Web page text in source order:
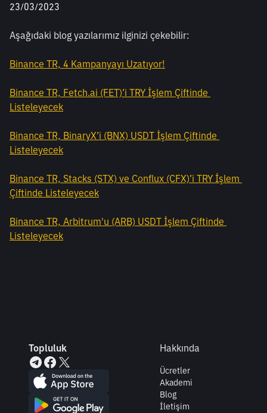
23/03/2023
Aşağıdaki blog yazılarımız ilginizi çekebilir:
Binance TR, 4 Kampanyayı Uzatıyor!
Binance TR, Fetch.ai (FET)’i TRY İşlem Çiftinde
Listeleyecek
Binance TR, BinaryX’i (BNX) USDT İşlem Çiftinde
Listeleyecek
Binance TR, Stacks (STX) ve Conflux (CFX)’i TRY İşlem
Çiftinde Listeleyecek
Binance TR, Arbitrum'u (ARB) USDT İşlem Çiftinde
Listeleyecek
Topluluk Hakkında
Ücretler
Akademi
Blog
İletişim